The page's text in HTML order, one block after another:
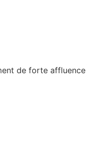
de forte affluence